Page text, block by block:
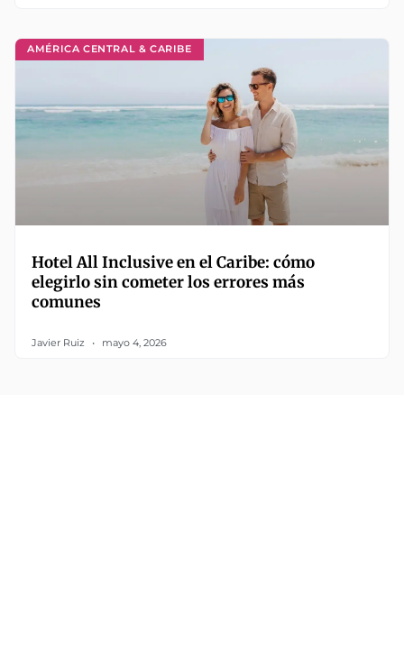
AMÉRICA CENTRAL & CARIBE
Hotel All Inclusive en el Caribe: cómo
elegirlo sin cometer los errores más
comunes
Javier Ruiz mayo 4, 2026